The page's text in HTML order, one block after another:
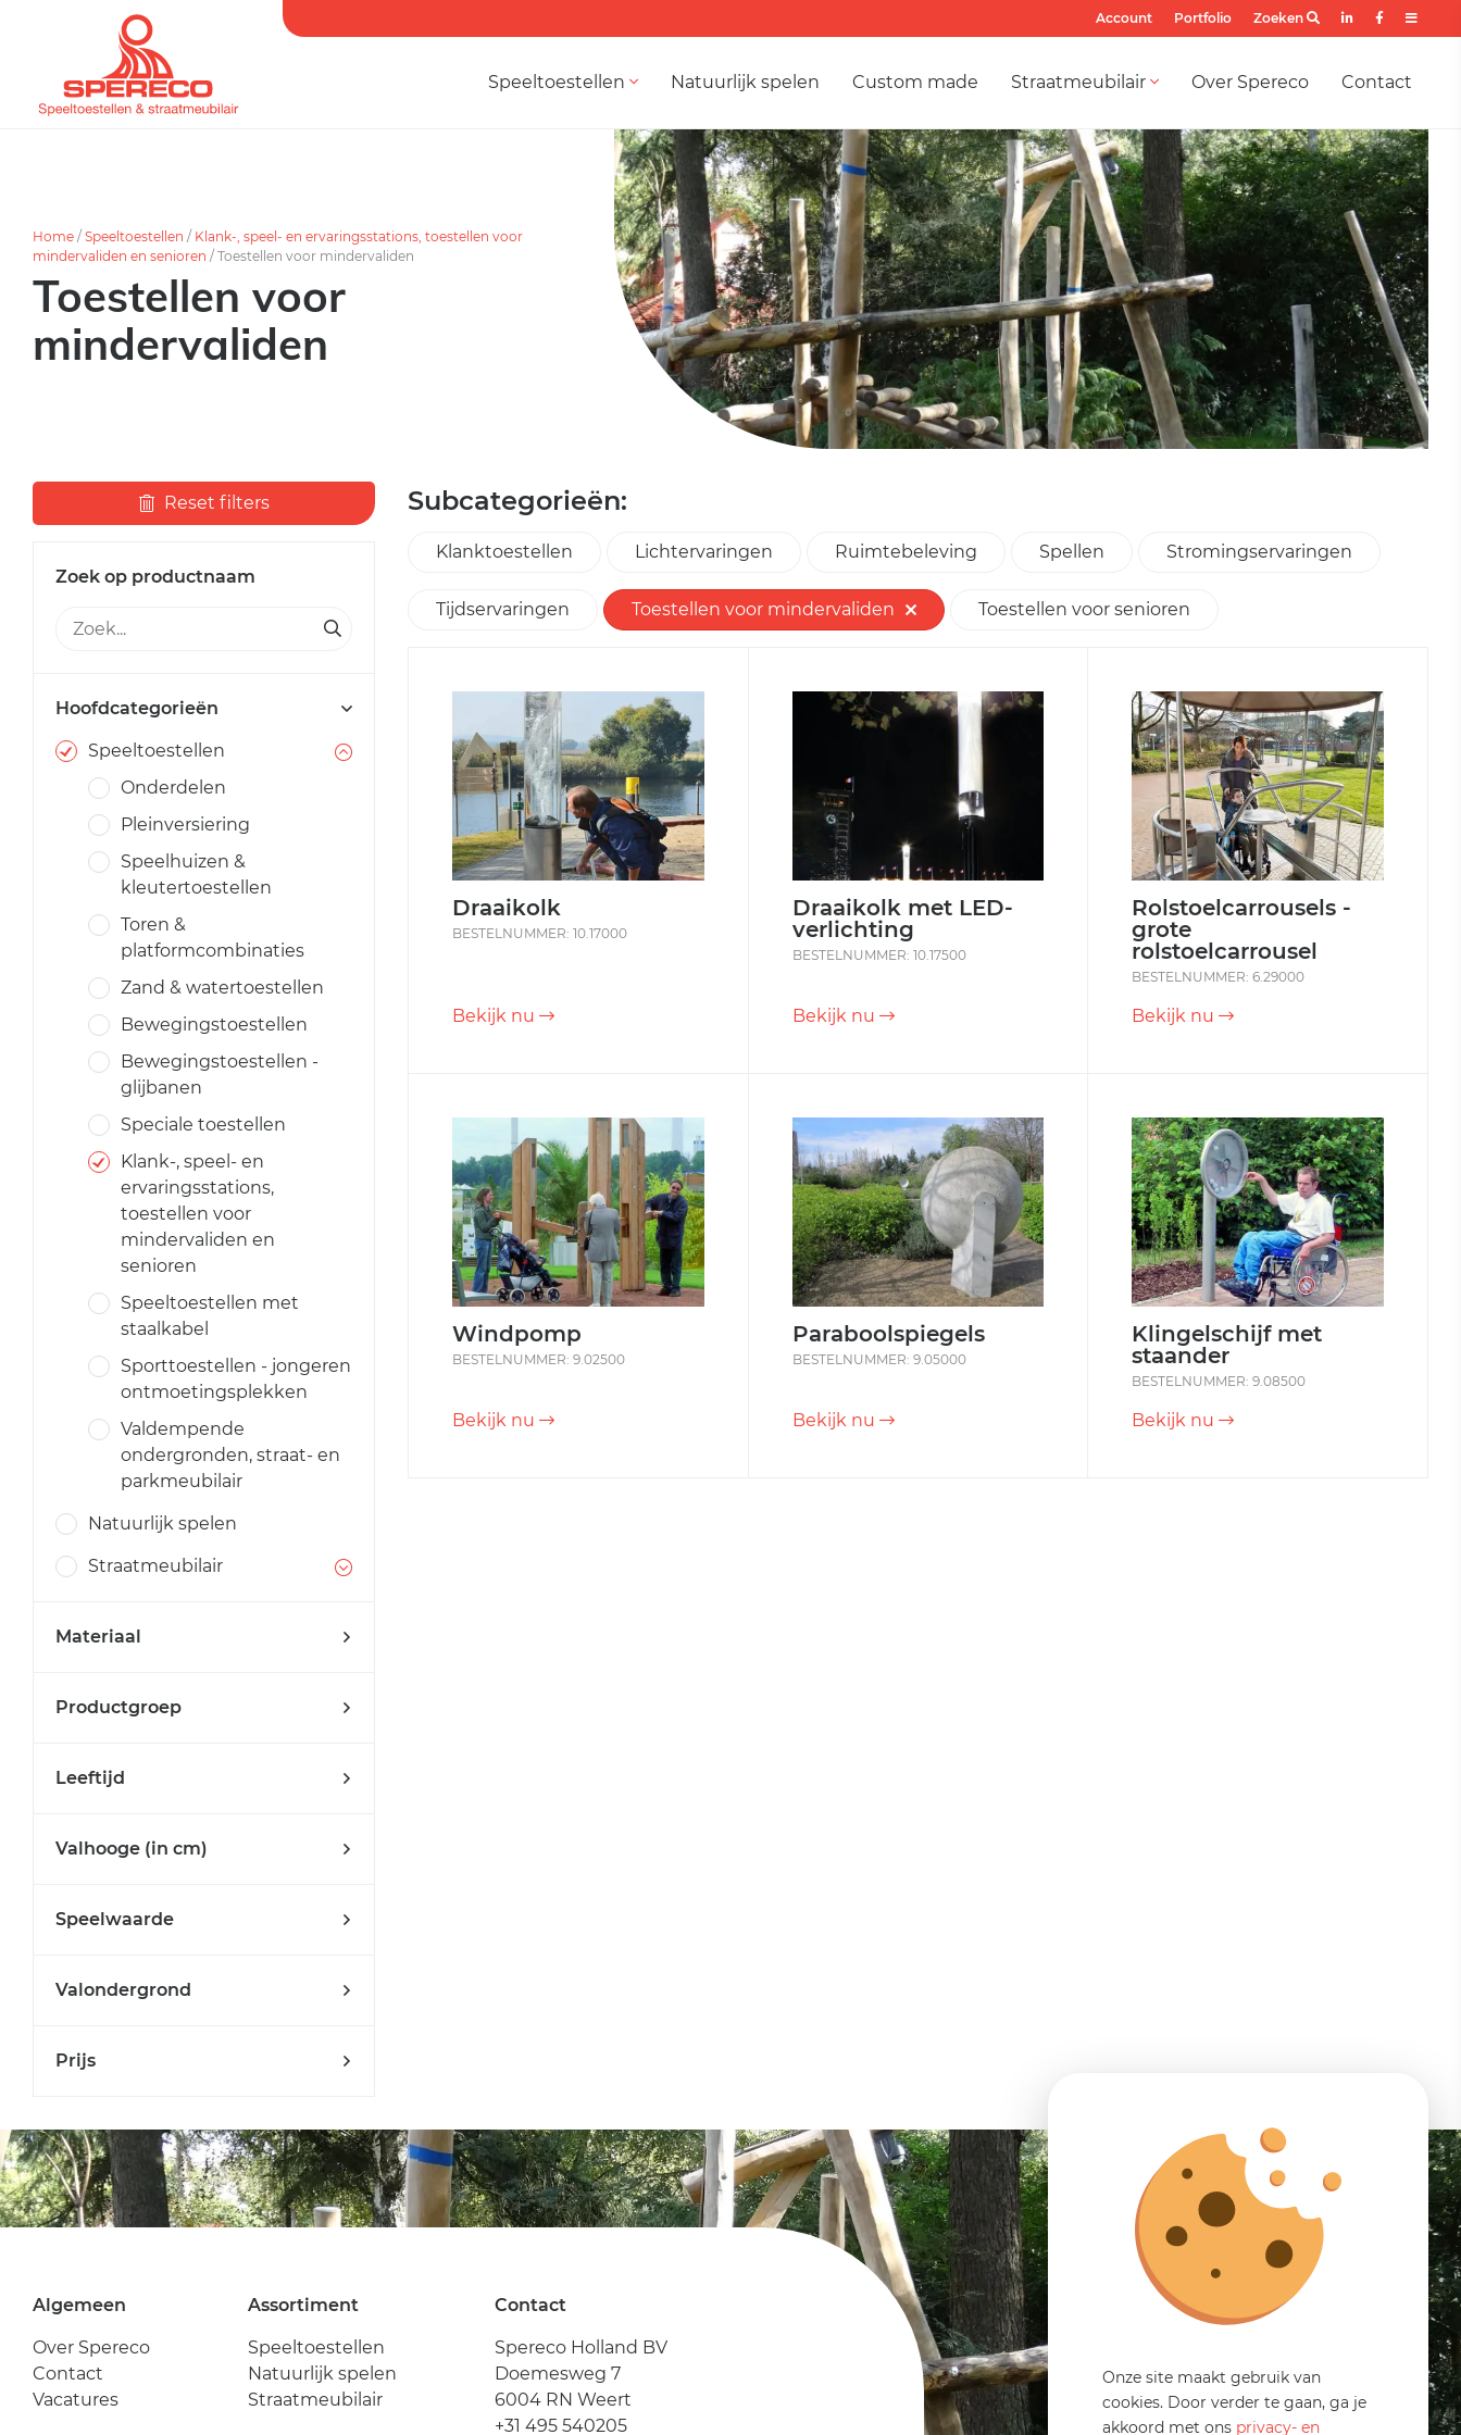
Onze site maakt gebruik van
cookies. Door verder te gaan, ga je
akkoord met ons privacy- en
Account Portfolio Zoeken
Speeltoestellen Natuurlijk spelen Custom made Straatmeubilair Over Spereco Contact
Home / Speeltoestellen / Klank-, speel- en ervaringsstations, toestellen voor
mindervaliden en senioren / Toestellen voor mindervaliden
Toestellen voor
mindervaliden
Reset filters
Zoek op productnaam
Hoofdcategorieën
Speeltoestellen
Onderdelen
Pleinversiering
Speelhuizen &
kleutertoestellen
Toren &
platformcombinaties
Zand & watertoestellen
Bewegingstoestellen
Bewegingstoestellen -
glijbanen
Speciale toestellen
Klank-, speel- en
ervaringsstations,
toestellen voor
mindervaliden en
senioren
Speeltoestellen met
staalkabel
Sporttoestellen - jongeren
ontmoetingsplekken
Valdempende
ondergronden, straat- en
parkmeubilair
Natuurlijk spelen
Straatmeubilair
Materiaal
Productgroep
Leeftijd
Valhooge (in cm)
Speelwaarde
Valondergrond
Prijs
Subcategorieën:
Klanktoestellen Lichtervaringen Ruimtebeleving Spellen Stromingservaringen
Tijdservaringen Toestellen voor mindervaliden Toestellen voor senioren
Draaikolk
BESTELNUMMER: 10.17000
Bekijk nu
Draaikolk met LED-
verlichting
BESTELNUMMER: 10.17500
Bekijk nu
Rolstoelcarrousels -
grote
rolstoelcarrousel
BESTELNUMMER: 6.29000
Bekijk nu
Windpomp
BESTELNUMMER: 9.02500
Bekijk nu
Paraboolspiegels
BESTELNUMMER: 9.05000
Bekijk nu
Klingelschijf met
staander
BESTELNUMMER: 9.08500
Bekijk nu
Algemeen
Over Spereco
Contact
Vacatures
Assortiment
Speeltoestellen
Natuurlijk spelen
Straatmeubilair
Contact
Spereco Holland BV
Doemesweg 7
6004 RN Weert
+31 495 540205